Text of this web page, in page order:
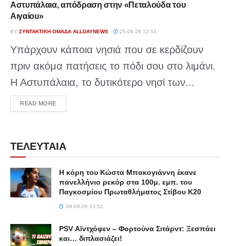
Αστυπάλαια, απόδραση στην «Πεταλούδα του
Αιγαίου»
BY ΣΥΝΤΑΚΤΙΚΉ ΟΜΆΔΑ ALLDAYNEWS 25-06-26 12:54
Υπάρχουν κάποια νησιά που σε κερδίζουν
πριν ακόμα πατήσεις το πόδι σου στο λιμάνι.
Η Αστυπάλαια, το δυτικότερο νησί των...
READ MOREDETAILS
ΤΕΛΕΥΤΑΙΑ
Η κόρη του Κώστα Μπακογιάννη έκανε
πανελλήνιο ρεκόρ στα 100μ. εμπ. του
Παγκοσμίου Πρωταθλήματος Στίβου Κ20
08-08-26 13:52
PSV Αϊντχόφεν – Φορτούνα Σιτάρντ: Ξεσπάει
και… διπλασιάζει!